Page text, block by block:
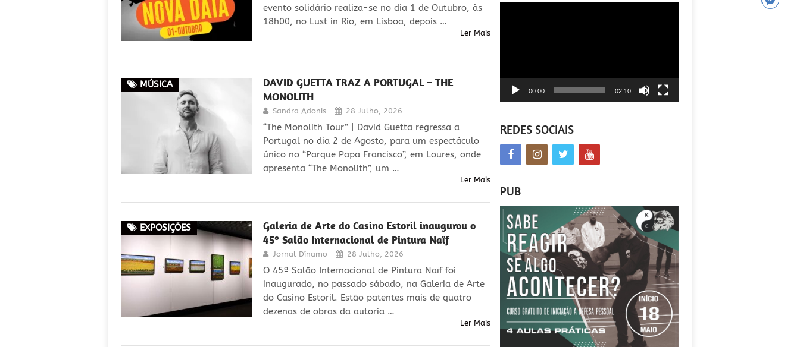
evento solidário realiza-se no dia 1 de Outubro, às
18h00, no Lust in Rio, em Lisboa, depois …
Ler Mais
MÚSICA
DAVID GUETTA TRAZ A PORTUGAL – THE
MONOLITH
Sandra Adonis 28 Julho, 2026
“The Monolith Tour” | David Guetta regressa a
Portugal no dia 2 de Agosto, para um espectáculo
único no “Parque Papa Francisco”, em Loures, onde
apresenta “The Monolith”, um …
Ler Mais
EXPOSIÇÕES
Galeria de Arte do Casino Estoril inaugurou o
45º Salão Internacional de Pintura Naïf
Jornal Dínamo 28 Julho, 2026
O 45º Salão Internacional de Pintura Naïf foi
inaugurado, no passado sábado, na Galeria de Arte
do Casino Estoril. Estão patentes mais de quatro
dezenas de obras da autoria …
Ler Mais
00:00 02:10
REDES SOCIAIS
PUB